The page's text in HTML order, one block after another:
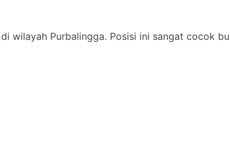
wilayah Purbalingga. Posisi ini sangat cocok